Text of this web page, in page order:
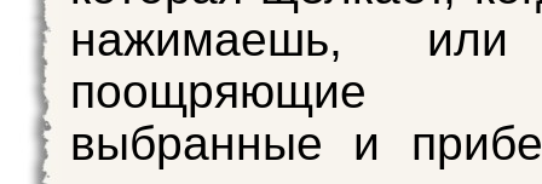
нажимаешь,
поощряющие
выбранные и